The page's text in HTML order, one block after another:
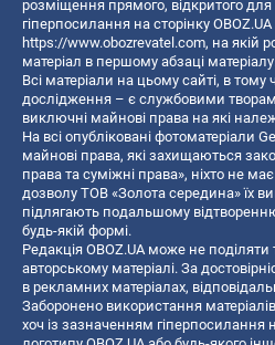
розміщення прямого, відкритого
гіперпосилання на сторінку
https://www.obozrevatel.com, на якій
матеріал в першому абзаці матеріалу.
Всі матеріали на цьому сайті, в тому
дослідження – є службовими
виключні майнові права на які
На всі опубліковані фотоматеріали
майнові права, які захищаються
права та суміжні права», ніхто не
дозволу ТОВ «Золота середина» їх
підлягають подальшому
будь-якій формі.
Редакція OBOZ.UA може не поділяти
авторському матеріалі. За
в рекламних матеріалах,
Заборонено використання
хоч із зазначенням гіперпосилання